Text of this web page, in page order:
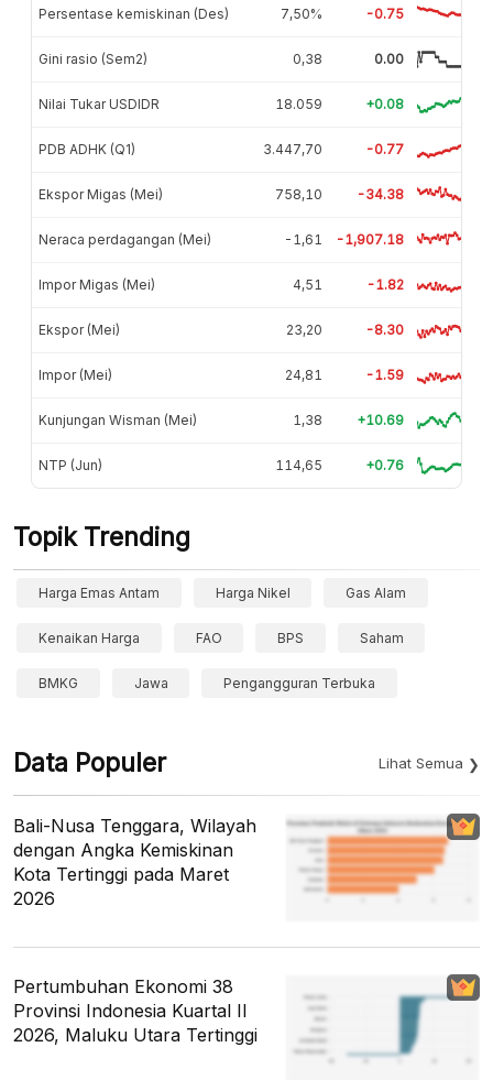
Persentase kemiskinan (Des) 7,50% -0.75
Gini rasio (Sem2) 0,38 0.00
Nilai Tukar USDIDR 18.059 +0.08
PDB ADHK (Q1) 3.447,70 -0.77
Ekspor Migas (Mei) 758,10 -34.38
Neraca perdagangan (Mei) -1,61 -1,907.18
Impor Migas (Mei) 4,51 -1.82
Ekspor (Mei) 23,20 -8.30
Impor (Mei) 24,81 -1.59
Kunjungan Wisman (Mei) 1,38 +10.69
NTP (Jun) 114,65 +0.76
Topik Trending
Harga Emas Antam Harga Nikel Gas Alam
Kenaikan Harga FAO BPS Saham
BMKG Jawa Pengangguran Terbuka
Data Populer Lihat Semua
Bali-Nusa Tenggara, Wilayah
dengan Angka Kemiskinan
Kota Tertinggi pada Maret
2026
Pertumbuhan Ekonomi 38
Provinsi Indonesia Kuartal II
2026, Maluku Utara Tertinggi